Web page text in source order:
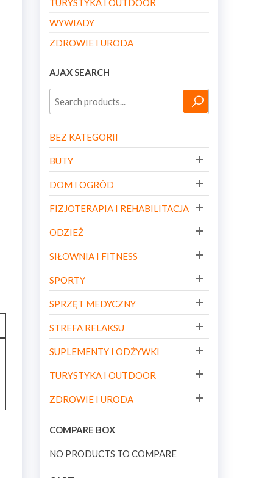
TURYSTYKA I OUTDOOR
WYWIADY
ZDROWIE I URODA
AJAX SEARCH
BEZ KATEGORII
BUTY
DOM I OGRÓD
FIZJOTERAPIA I REHABILITACJA
ODZIEŻ
SIŁOWNIA I FITNESS
SPORTY
SPRZĘT MEDYCZNY
STREFA RELAKSU
SUPLEMENTY I ODŻYWKI
TURYSTYKA I OUTDOOR
ZDROWIE I URODA
COMPARE BOX
NO PRODUCTS TO COMPARE